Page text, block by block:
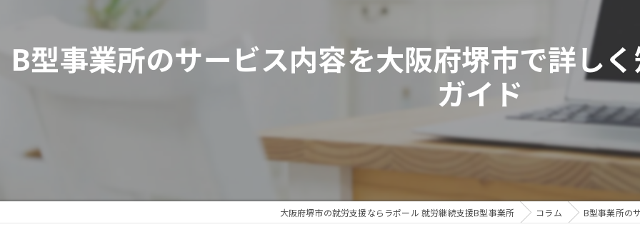
在宅ワーク
堺市の就労支援
B型事業所のサービス内容を大阪府堺市で詳し
ガイド
大阪府堺市の就労支援ならラポール 就労継続支援B型事業所 コラム B型事業所の